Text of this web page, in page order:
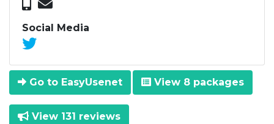
Social Media
Go to EasyUsenet View 8 packages
View 131 reviews